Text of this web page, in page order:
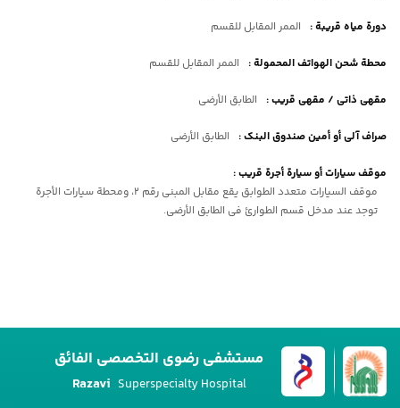
دورة مياه قريبة: الممر المقابل للقسم
محطة شحن الهواتف المحمولة: الممر المقابل للقسم
مقهى ذاتي / مقهى قريب: الطابق الأرضی
صراف آلي أو أمين صندوق البنك: الطابق الأرضی
موقف سيارات أو سيارة أجرة قريب:
موقف السیارات متعدد الطوابق یقع مقابل المبنى رقم 2، ومحطة سیارات الأجرة
توجد عند مدخل قسم الطوارئ فی الطابق الأرضی.
مستشفى رضوي التخصصي الفائق
Razavi Superspecialty Hospital